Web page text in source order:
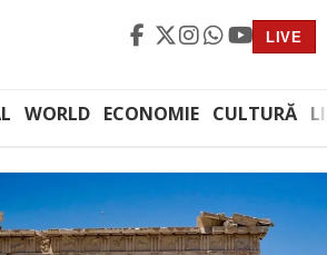
LIVE
WORLD ECONOMIE CULTURĂ